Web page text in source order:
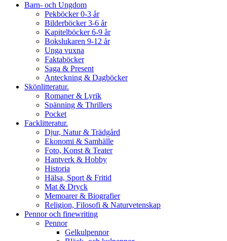
Barn- och Ungdom
Pekböcker 0-3 år
Bilderböcker 3-6 år
Kapitelböcker 6-9 år
Bokslukaren 9-12 år
Unga vuxna
Faktaböcker
Saga & Present
Anteckning & Dagböcker
Skönlitteratur.
Romaner & Lyrik
Spänning & Thrillers
Pocket
Facklitteratur.
Djur, Natur & Trädgård
Ekonomi & Samhälle
Foto, Konst & Teater
Hantverk & Hobby
Historia
Hälsa, Sport & Fritid
Mat & Dryck
Memoarer & Biografier
Religion, Filosofi & Naturvetenskap
Pennor och finewriting
Pennor
Gelkulpennor